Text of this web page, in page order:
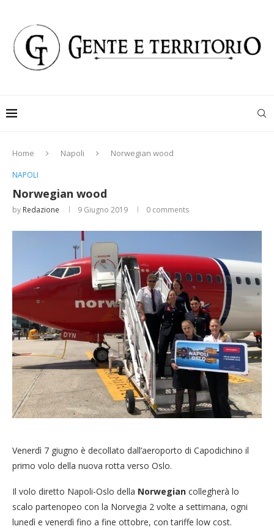
Home Napoli Norwegian wood
NAPOLI
Norwegian wood
by Redazione 9 Giugno 2019 0 comments
Venerdì 7 giugno è decollato dall’aeroporto di Capodichino il
primo volo della nuova rotta verso Oslo.
Il volo diretto Napoli-Oslo della Norwegian collegherà lo
scalo partenopeo con la Norvegia 2 volte a settimana, ogni
lunedì e venerdì fino a fine ottobre, con tariffe low cost.